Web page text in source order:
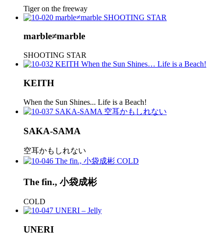
Tiger on the freeway
marble≠marble
SHOOTING STAR
KEITH
When the Sun Shines... Life is a Beach!
SAKA-SAMA
空耳かもしれない
The fin., 小袋成彬
COLD
UNERI